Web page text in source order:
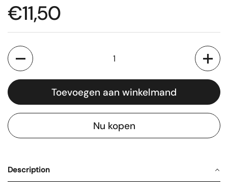
€11,50
Aantal
Toevoegen aan winkelmand
Nu kopen
Description